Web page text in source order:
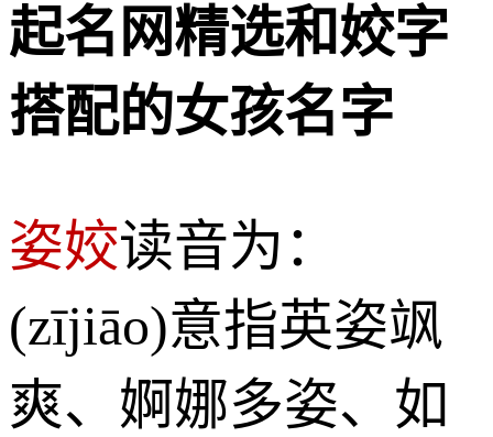
起名网精选和姣字
搭配的女孩名字
姿姣读音为：
(zījiāo)意指英姿飒
爽、婀娜多姿、如